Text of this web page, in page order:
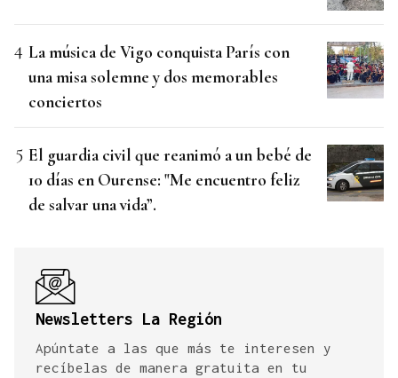
La música de Vigo conquista París con
una misa solemne y dos memorables
conciertos
El guardia civil que reanimó a un bebé de
10 días en Ourense: "Me encuentro feliz
de salvar una vida”.
Newsletters La Región
Apúntate a las que más te interesen y
recíbelas de manera gratuita en tu